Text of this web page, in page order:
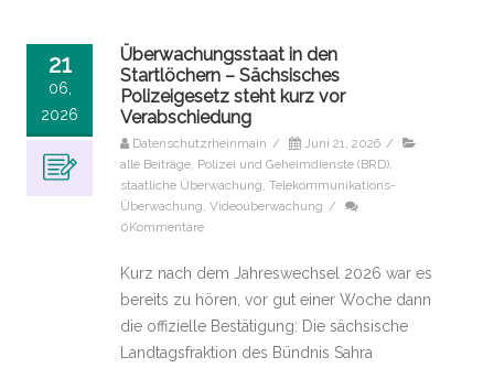
21
06,
2026
Überwachungsstaat in den
Startlöchern – Sächsisches
Polizeigesetz steht kurz vor
Verabschiedung
Datenschutzrheinmain / Juni 21, 2026 /
alle Beiträge Polizei und Geheimdienste (BRD)
staatliche Überwachung Telekommunikations-
Überwachung Videoüberwachung /
0Kommentare
Kurz nach dem Jahreswechsel 2026 war es
bereits zu hören, vor gut einer Woche dann
die offizielle Bestätigung: Die sächsische
Landtagsfraktion des Bündnis Sahra